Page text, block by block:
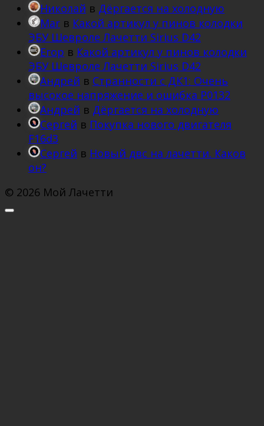
Николай в Дёргается на холодную
Mar в Какой артикул у пинов колодки
ЭБУ Шевроле Лачетти Sirius D42
Егор в Какой артикул у пинов колодки
ЭБУ Шевроле Лачетти Sirius D42
Андрей в Странности с ДК1: Очень
высокое напряжение и ошибка Р0132
Андрей в Дёргается на холодную
Сергей в Покупка нового двигателя
F16d3
Сергей в Новый двс на лачетти. Каков
он?
© 2026 Мой Лачетти